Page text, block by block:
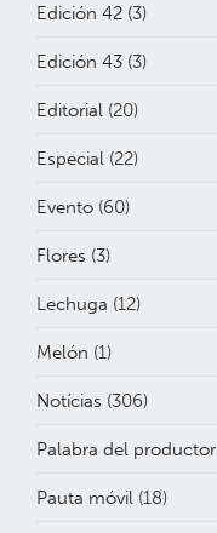
Edición 42 (3)
Edición 43 (3)
Editorial (20)
Especial (22)
Evento (60)
Flores (3)
Lechuga (12)
Melón (1)
Notícias (306)
Palabra del productor
Pauta móvil (18)